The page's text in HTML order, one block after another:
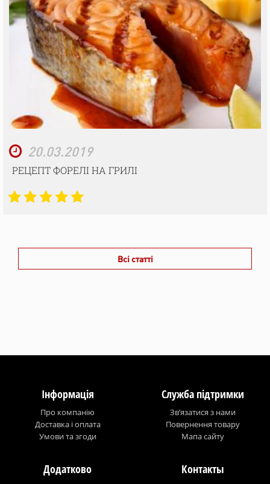
20.03.2019
РЕЦЕПТ ФОРЕЛІ НА ГРИЛІ
Всі статті
Інформація
Про компанію
Доставка і оплата
Умови та згоди
Служба підтримки
Зв’язатися з нами
Повернення товару
Мапа сайту
Додатково Контакты